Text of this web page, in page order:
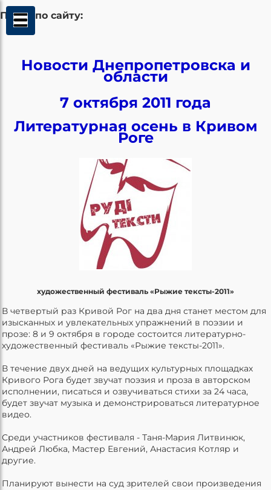
Поиск по сайту:
Новости Днепропетровска и
области
7 октября 2011 года
Литературная осень в Кривом
Роге
художественный фестиваль «Рыжие тексты-2011»
В четвертый раз Кривой Рог на два дня станет местом для
изысканных и увлекательных упражнений в поэзии и
прозе: 8 и 9 октября в городе состоится литературно-
художественный фестиваль «Рыжие тексты-2011».
В течение двух дней на ведущих культурных площадках
Кривого Рога будет звучат поэзия и проза в авторском
исполнении, писаться и озвучиваться стихи за 24 часа,
будет звучат музыка и демонстрироваться литературное
видео.
Среди участников фестиваля - Таня-Мария Литвинюк,
Андрей Любка, Мастер Евгений, Анастасия Котляр и
другие.
Планируют вынести на суд зрителей свои произведения